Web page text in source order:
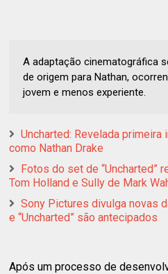
A adaptação cinematográfica
de origem para Nathan,
jovem e menos experiente.
Uncharted: Revelada primeira
como Nathan Drake
Fotos do set de “Uncharted”
Tom Holland e Sully de Mark
Sony Pictures divulga novas
e “Uncharted” são antecipados
Após um processo de